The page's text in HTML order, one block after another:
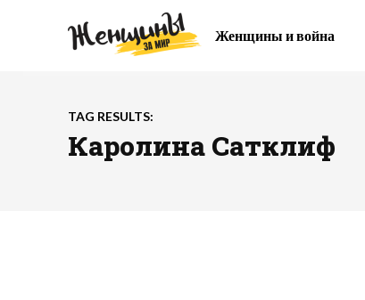
Женщины и война
TAG RESULTS:
Каролина Сатклиф